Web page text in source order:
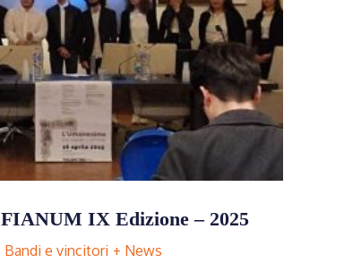
IX Edizione – 2025
Bandi e vincitori News